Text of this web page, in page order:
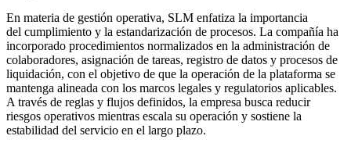
En materia de gestión operativa, SLM enfatiza la importancia
del cumplimiento y la estandarización de procesos. La compañía ha
incorporado procedimientos normalizados en la administración de
colaboradores, asignación de tareas, registro de datos y procesos de
liquidación, con el objetivo de que la operación de la plataforma se
mantenga alineada con los marcos legales y regulatorios aplicables.
A través de reglas y flujos definidos, la empresa busca reducir
riesgos operativos mientras escala su operación y sostiene la
estabilidad del servicio en el largo plazo.